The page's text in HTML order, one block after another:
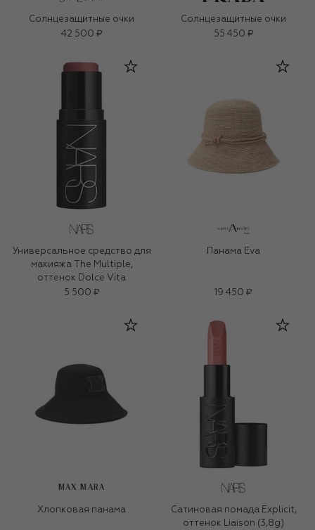
Солнцезащитные очки
42 500 ₽
Солнцезащитные очки
55 450 ₽
Универсальное средство для
макияжа The Multiple,
оттенок Dolce Vita
5 500 ₽
Панама Eva
19 450 ₽
MAX MARA
Хлопковая панама
Сатиновая помада Explicit,
оттенок Liaison (3,8g)